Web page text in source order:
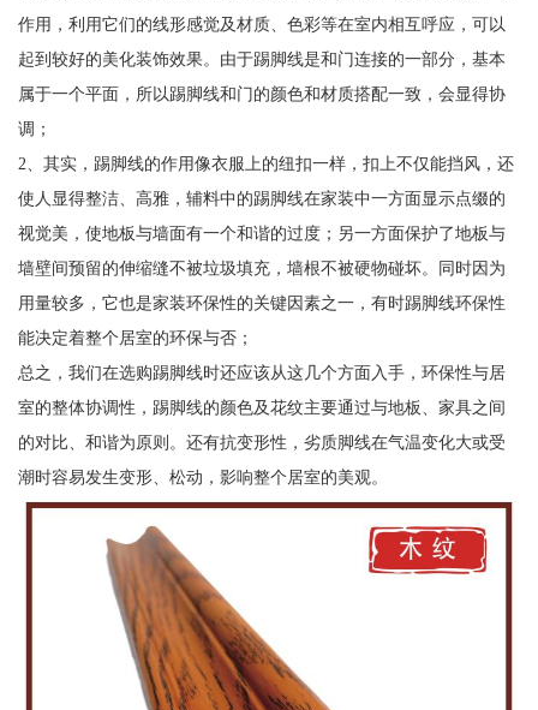
作用，利用它们的线形感觉及材质、色彩等在室内相互呼应，可以
起到较好的美化装饰效果。由于踢脚线是和门连接的一部分，基本
属于一个平面，所以踢脚线和门的颜色和材质搭配一致，会显得协
调；
2、其实，踢脚线的作用像衣服上的纽扣一样，扣上不仅能挡风，还
使人显得整洁、高雅，辅料中的踢脚线在家装中一方面显示点缀的
视觉美，使地板与墙面有一个和谐的过度；另一方面保护了地板与
墙壁间预留的伸缩缝不被垃圾填充，墙根不被硬物碰坏。同时因为
用量较多，它也是家装环保性的关键因素之一，有时踢脚线环保性
能决定着整个居室的环保与否；
总之，我们在选购踢脚线时还应该从这几个方面入手，环保性与居
室的整体协调性，踢脚线的颜色及花纹主要通过与地板、家具之间
的对比、和谐为原则。还有抗变形性，劣质脚线在气温变化大或受
潮时容易发生变形、松动，影响整个居室的美观。